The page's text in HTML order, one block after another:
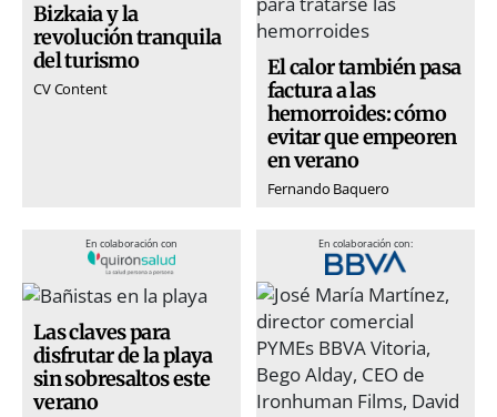
Bizkaia y la
revolución tranquila
del turismo
CV Content
El calor también pasa
factura a las
hemorroides: cómo
evitar que empeoren
en verano
Fernando Baquero
En colaboración con
Las claves para
disfrutar de la playa
sin sobresaltos este
verano
En colaboración con: